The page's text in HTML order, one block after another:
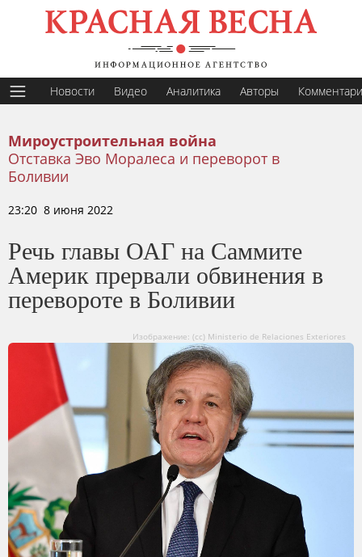
Новости Видео Аналитика Авторы
Мироустроительная война
Отставка Эво Моралеса и переворот в
Боливии
23:20 8 июня 2022
Речь главы ОАГ на Саммите
Америк прервали обвинения в
перевороте в Боливии
Изображение: (сс) Ministerio de Relaciones Exteriores